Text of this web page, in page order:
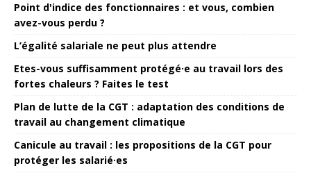
Point d'indice des fonctionnaires : et vous, combien
avez-vous perdu ?
L’égalité salariale ne peut plus attendre
Etes-vous suffisamment protégé·e au travail lors des
fortes chaleurs ? Faites le test
Plan de lutte de la CGT : adaptation des conditions de
travail au changement climatique
Canicule au travail : les propositions de la CGT pour
protéger les salarié·es